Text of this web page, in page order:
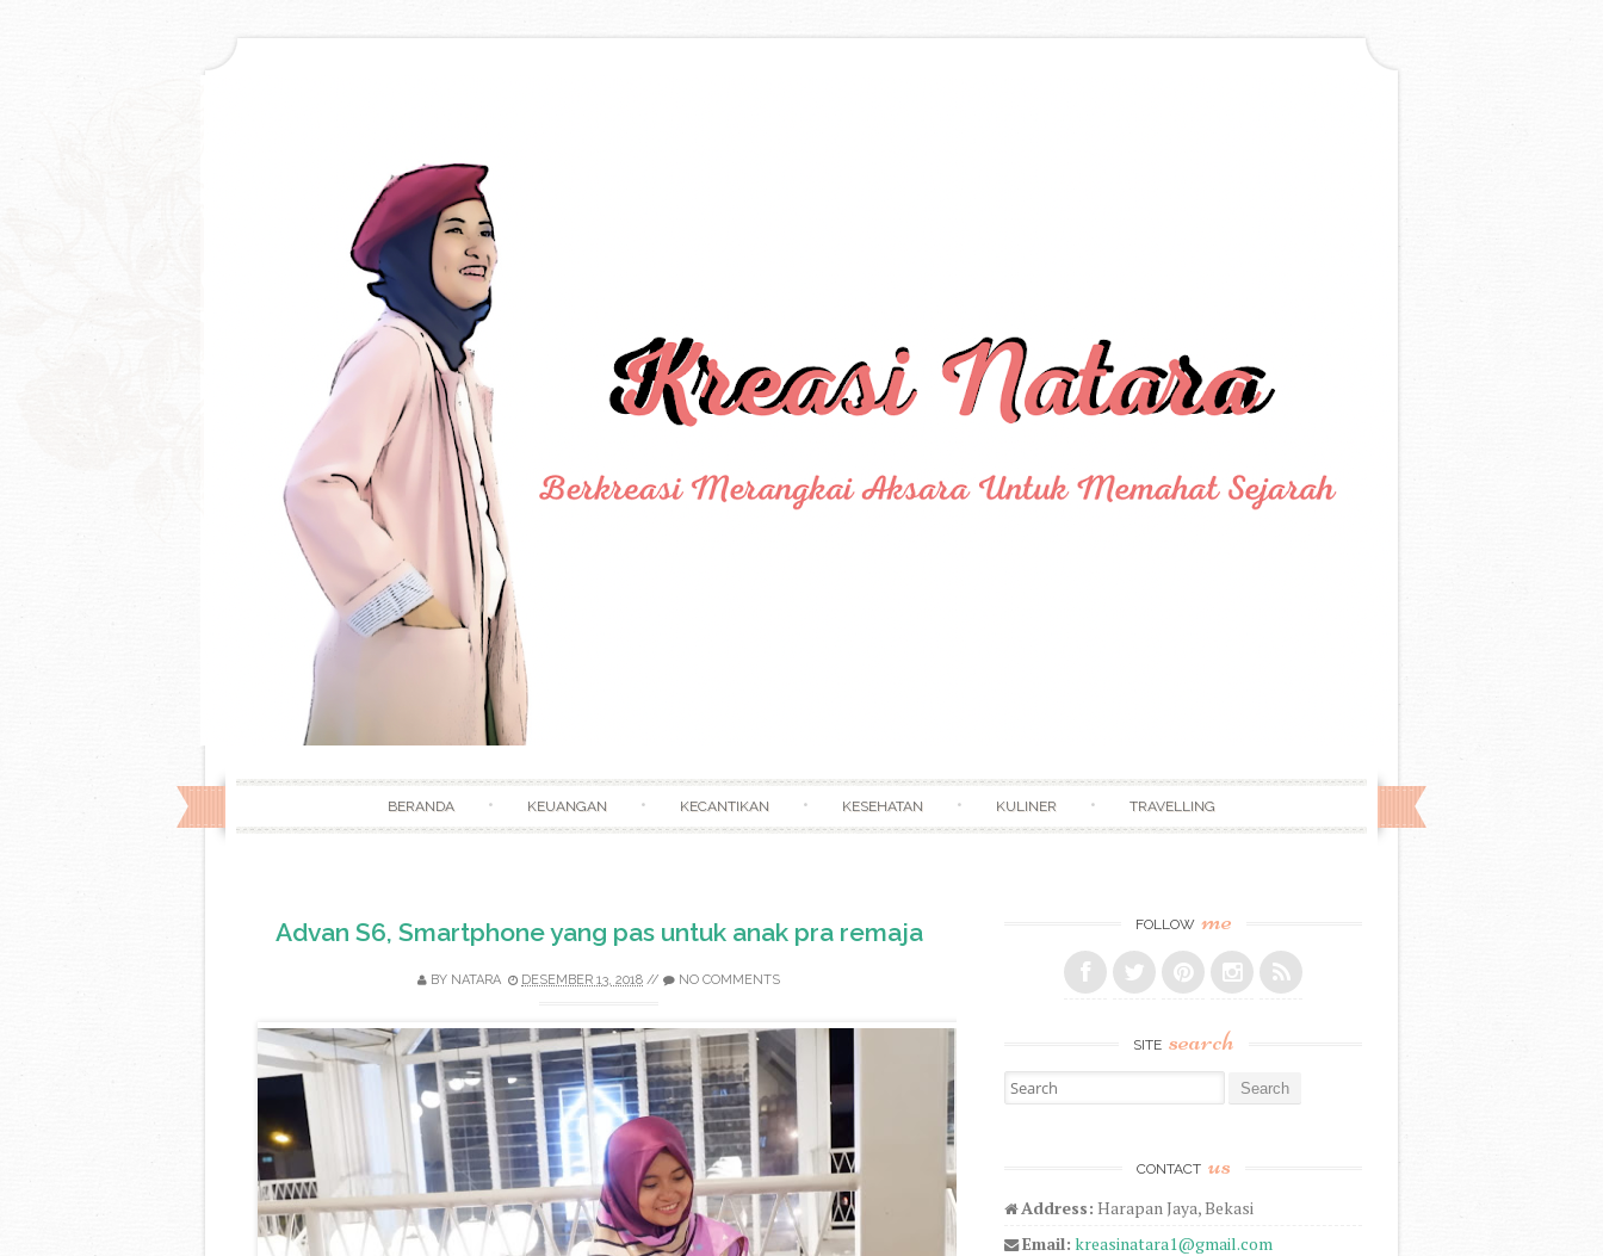
BERANDA KEUANGAN KECANTIKAN KESEHATAN KULINER TRAVELLING
Advan S6, Smartphone yang pas untuk anak pra remaja
BY NATARA DESEMBER 13, 2018 // NO COMMENTS
FOLLOW me
SITE search
Search for:
CONTACT us
Address: Harapan Jaya, Bekasi
Email: kreasinatara1@gmail.com